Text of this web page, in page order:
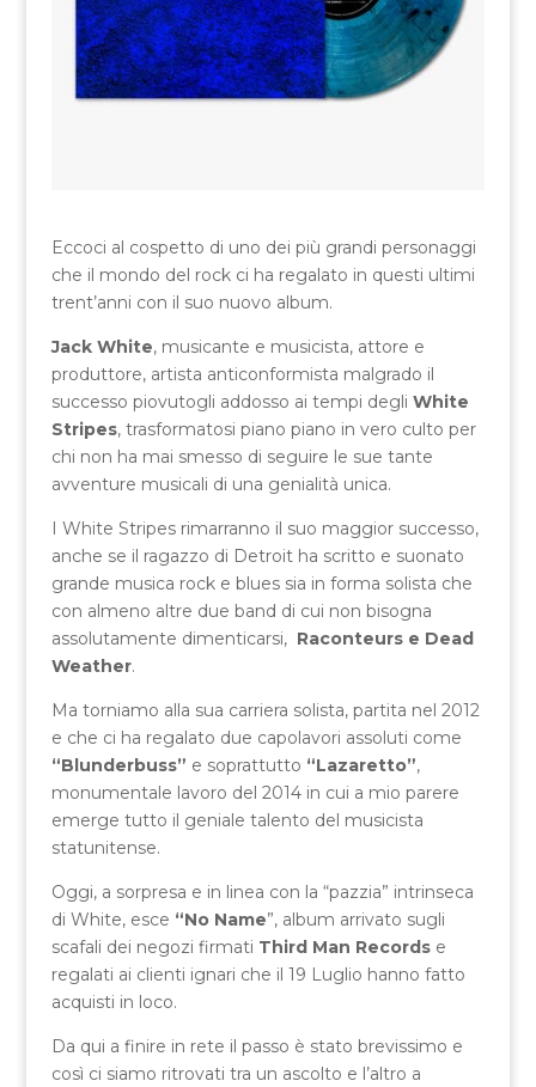
Eccoci al cospetto di uno dei più grandi personaggi
che il mondo del rock ci ha regalato in questi ultimi
trent’anni con il suo nuovo album.
Jack White, musicante e musicista, attore e
produttore, artista anticonformista malgrado il
successo piovutogli addosso ai tempi degli White
Stripes, trasformatosi piano piano in vero culto per
chi non ha mai smesso di seguire le sue tante
avventure musicali di una genialità unica.
I White Stripes rimarranno il suo maggior successo,
anche se il ragazzo di Detroit ha scritto e suonato
grande musica rock e blues sia in forma solista che
con almeno altre due band di cui non bisogna
assolutamente dimenticarsi, Raconteurs e Dead
Weather.
Ma torniamo alla sua carriera solista, partita nel 2012
e che ci ha regalato due capolavori assoluti come
“Blunderbuss” e soprattutto “Lazaretto”,
monumentale lavoro del 2014 in cui a mio parere
emerge tutto il geniale talento del musicista
statunitense.
Oggi, a sorpresa e in linea con la “pazzia” intrinseca
di White, esce “No Name”, album arrivato sugli
scafali dei negozi firmati Third Man Records e
regalati ai clienti ignari che il 19 Luglio hanno fatto
acquisti in loco.
Da qui a finire in rete il passo è stato brevissimo e
così ci siamo ritrovati tra un ascolto e l’altro a